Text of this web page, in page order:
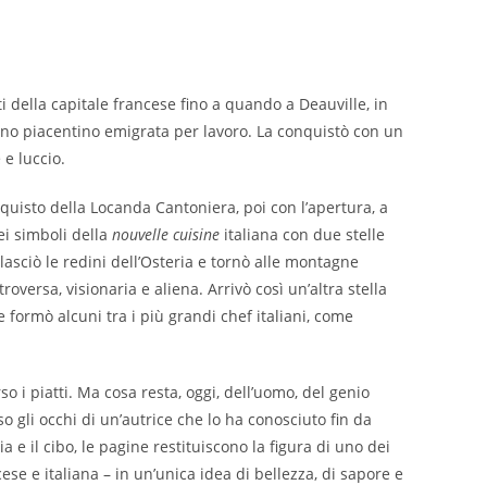
della capitale francese fino a quando a Deauville, in
piacentino emigrata per lavoro. La conquistò con un
luccio.
della Locanda Cantoniera, poi con l’apertura, a
simboli della nouvelle cuisineitaliana con due stelle
le redini dell’Osteria e tornò alle montagne
visionaria e aliena. Arrivò così un’altra stella
formò alcuni tra i più grandi chef italiani, come
i piatti. Ma cosa resta, oggi, dell’uomo, del genio
gli occhi di un’autrice che lo ha conosciuto fin da
e il cibo, le pagine restituiscono la figura di uno dei
e italiana – in un’unica idea di bellezza, di sapore e